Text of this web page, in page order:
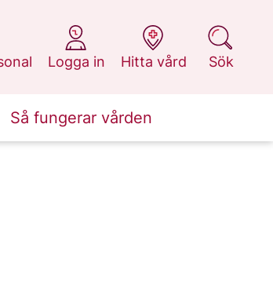
Logga in
på 1177.se
Hitta vård
på 1177.se
Sök
på 1177.se
Så fungerar vården